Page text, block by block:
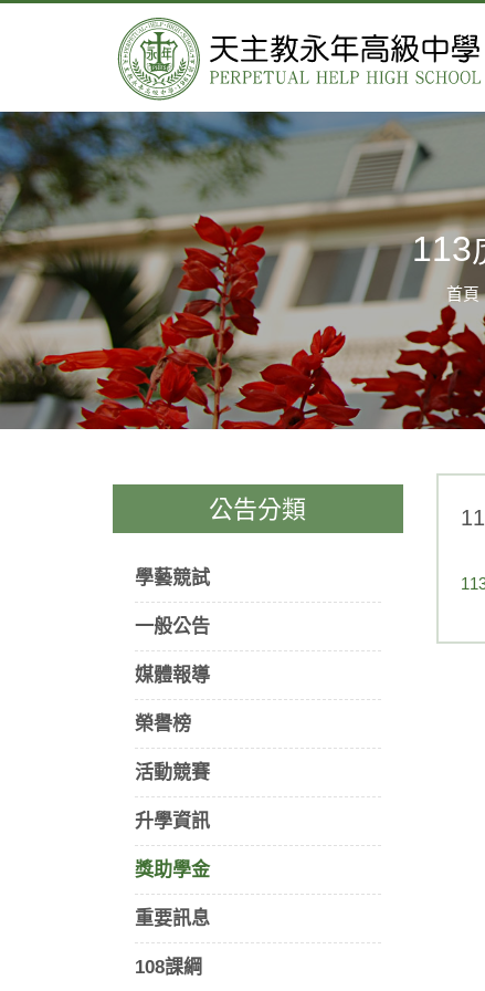
113
首頁
公告分類
學藝競試
一般公告
媒體報導
榮譽榜
活動競賽
升學資訊
獎助學金
重要訊息
108課綱